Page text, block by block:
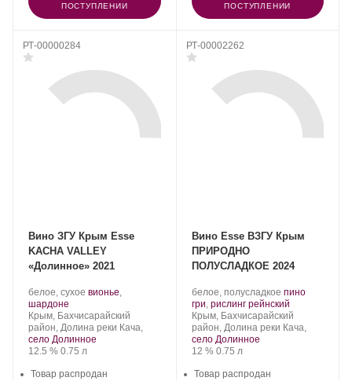
ПОСТУПЛЕНИИ
ПОСТУПЛЕНИИ
РТ-00000284
Вино ЗГУ Крым Esse
KACHA VALLEY
«Долинное» 2021
Производитель:
Сатера/ESSE.
белое, сухое .
винограда:
вионье,
шардоне
Регион:
Крым, Бахчисарайский
район, Долина реки Кача,
село Долинное
Крепость
12.5 %. Объем
0.75 л
Товар распродан
РТ-00002262
Вино Esse ВЗГУ Крым
ПРИРОДНО
ПОЛУСЛАДКОЕ 2024
Производитель:
Сатера/ESSE.
белое, полусладкое .
Сорт
винограда:
пино
гри, рислинг рейнский.
Регион:
Крым, Бахчисарайский
район, Долина реки Кача,
село Долинное
Крепость
12 %. Объем
0.75 л
Товар распродан